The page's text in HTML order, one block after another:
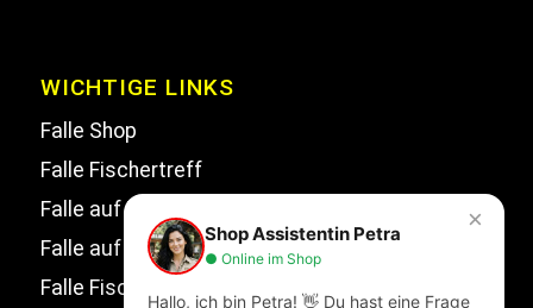
WICHTIGE LINKS
Falle Shop
Falle Fischertreff
Falle auf Facebook
Falle auf Instagram
Falle Fischertreff auf Facebook
×
Shop Assistentin Petra
● Online im Shop
Hallo, ich bin Petra! 👋 Du hast eine Frage